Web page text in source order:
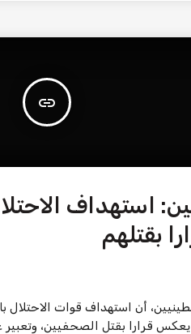
insert_link
استهداف
بقتلهم
أن استهداف قوات
قرارا بقتل الصحفيين،